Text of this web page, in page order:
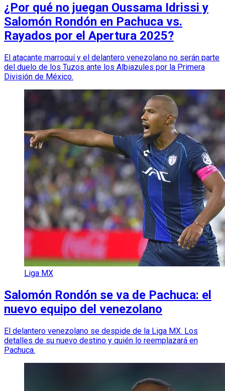
¿Por qué no juegan Oussama Idrissi y
Salomón Rondón en Pachuca vs.
Rayados por el Apertura 2025?
El atacante marroquí y el delantero venezolano no serán parte
del duelo de los Tuzos ante los Albiazules por la Primera
División de México.
Liga MX
Salomón Rondón se va de Pachuca: el
nuevo equipo del venezolano
El delantero venezolano se despide de la Liga MX. Los
detalles de su nuevo destino y quién lo reemplazará en
Pachuca.